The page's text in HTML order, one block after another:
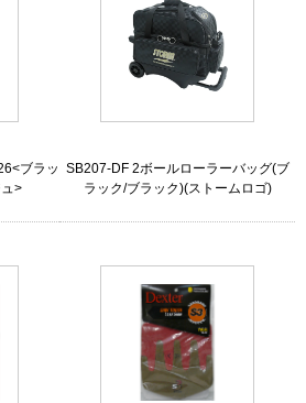
ブラッ
>
SB207-DF 2ボールローラーバッグ(ブ
ラック/ブラック)(ストームロゴ)